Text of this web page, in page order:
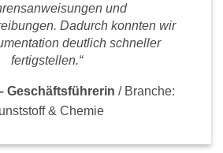
und
Dadurch konnten wir
deutlich schneller
fertigstellen.“
Geschäftsführerin / Branche:
& Chemie